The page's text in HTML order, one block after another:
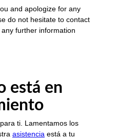
and apologize for any
do not hesitate to contact
further information
está en
ti. Lamentamos los
asistencia está a tu